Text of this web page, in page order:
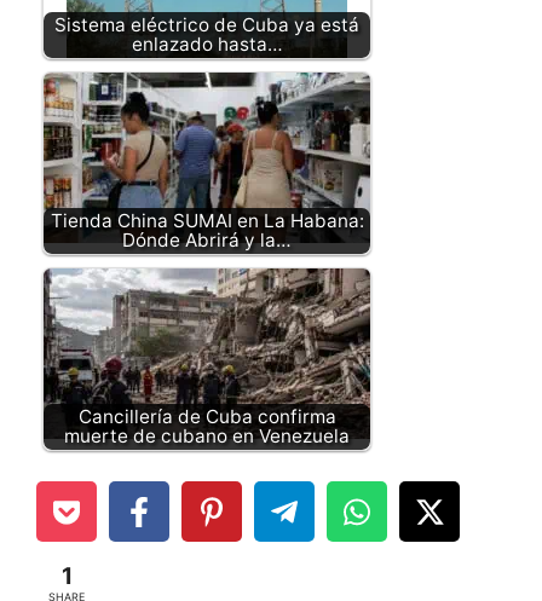
Sistema eléctrico de Cuba ya está
enlazado hasta…
Tienda China SUMAI en La Habana:
Dónde Abrirá y la…
Cancillería de Cuba confirma
muerte de cubano en Venezuela
1
SHARE